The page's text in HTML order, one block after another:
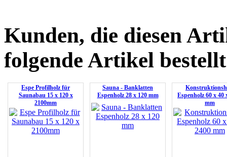
Kunden, die diesen
folgende Artikel
Espe Profilholz für
Saunabau 15 x 120 x
2100mm
Sauna - Banklatten
Espenholz 28 x 120 mm
Espenholz 60 x 40
mm